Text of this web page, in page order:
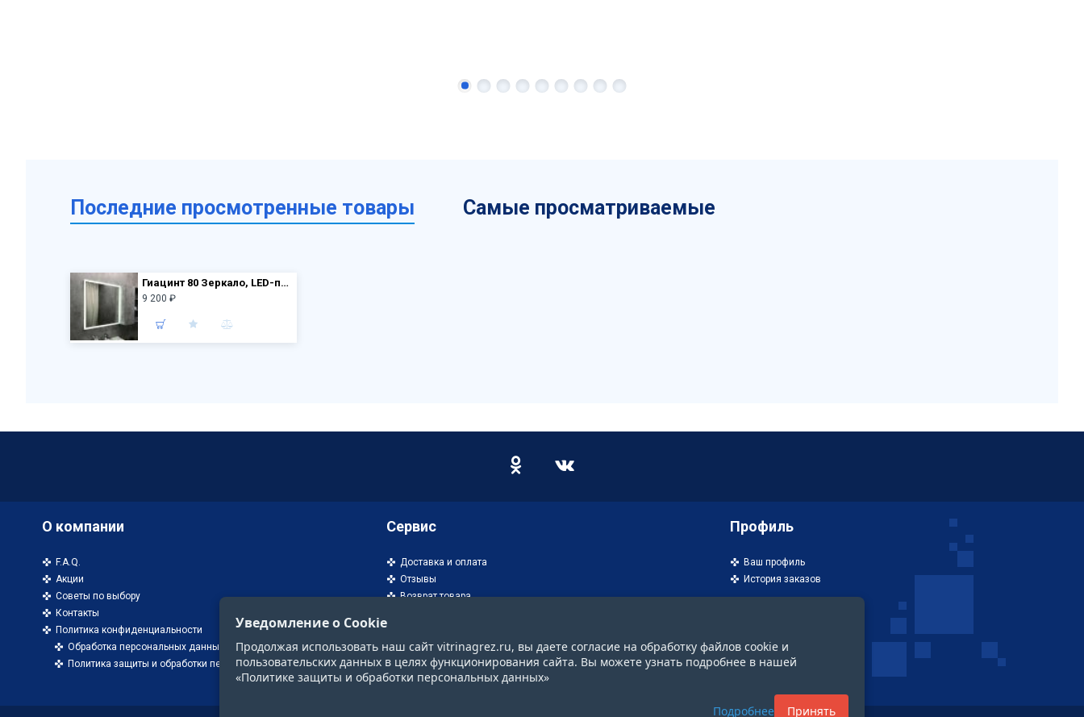
Последние просмотренные товары Самые просматриваемые
Гиацинт 80 Зеркало, LED-подсветка, сенсор 800*800
9 200 ₽
О компании
F.A.Q.
Акции
Советы по выбору
Контакты
Политика конфиденциальности
Обработка персональных данных
Политика защиты и обработки персональных данных
Сервис
Доставка и оплата
Отзывы
Возврат товара
Профиль
Ваш профиль
История заказов
Уведомление о Cookie
Продолжая использовать наш сайт vitrinagrez.ru, вы даете согласие на обработку файлов cookie и
пользовательских данных в целях функционирования сайта. Вы можете узнать подробнее в нашей
«Политике защиты и обработки персональных данных»
Подробнее Принять